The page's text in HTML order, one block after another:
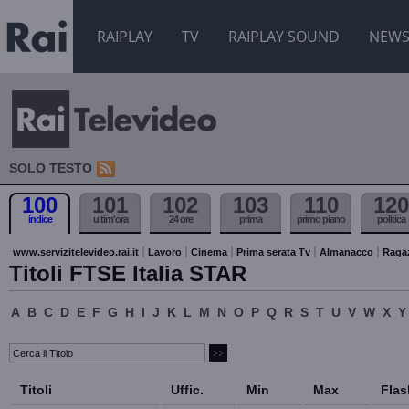
RAIPLAY TV RAIPLAY SOUND NEWS
SOLO TESTO
100
indice
101
ultim'ora
102
24 ore
103
prima
110
primo piano
120
politica
www.servizitelevideo.rai.it Lavoro Cinema Prima serata Tv Almanacco
Titoli FTSE Italia STAR
A B C D E F G H I J K L M N O P Q R S T U V W X Y
Titoli Uffic. Min Max